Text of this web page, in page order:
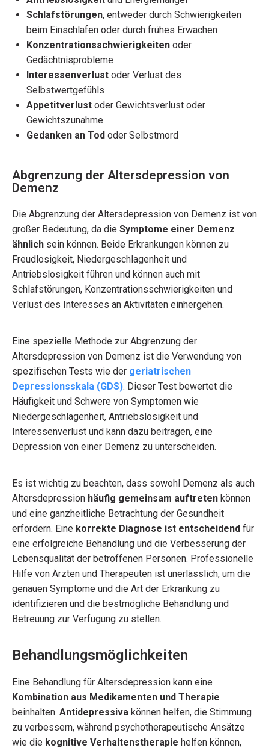
Schlafstörungen, entweder durch Schwierigkeiten
beim Einschlafen oder durch frühes Erwachen
Konzentrationsschwierigkeiten oder
Gedächtnisprobleme
Interessenverlust oder Verlust des
Selbstwertgefühls
Appetitverlust oder Gewichtsverlust oder
Gewichtszunahme
Gedanken an Tod oder Selbstmord
Abgrenzung der Altersdepression von
Demenz
Die Abgrenzung der Altersdepression von Demenz ist von
großer Bedeutung, da die Symptome einer Demenz
ähnlich sein können. Beide Erkrankungen können zu
Freudlosigkeit, Niedergeschlagenheit und
Antriebslosigkeit führen und können auch mit
Schlafstörungen, Konzentrationsschwierigkeiten und
Verlust des Interesses an Aktivitäten einhergehen.
Eine spezielle Methode zur Abgrenzung der
Altersdepression von Demenz ist die Verwendung von
spezifischen Tests wie der geriatrischen
Depressionsskala (GDS). Dieser Test bewertet die
Häufigkeit und Schwere von Symptomen wie
Niedergeschlagenheit, Antriebslosigkeit und
Interessenverlust und kann dazu beitragen, eine
Depression von einer Demenz zu unterscheiden.
Es ist wichtig zu beachten, dass sowohl Demenz als auch
Altersdepression häufig gemeinsam auftreten können
und eine ganzheitliche Betrachtung der Gesundheit
erfordern. Eine korrekte Diagnose ist entscheidend für
eine erfolgreiche Behandlung und die Verbesserung der
Lebensqualität der betroffenen Personen. Professionelle
Hilfe von Ärzten und Therapeuten ist unerlässlich, um die
genauen Symptome und die Art der Erkrankung zu
identifizieren und die bestmögliche Behandlung und
Betreuung zur Verfügung zu stellen.
Behandlungsmöglichkeiten
Eine Behandlung für Altersdepression kann eine
Kombination aus Medikamenten und Therapie
beinhalten. Antidepressiva können helfen, die Stimmung
zu verbessern, während psychotherapeutische Ansätze
wie die kognitive Verhaltenstherapie helfen können,